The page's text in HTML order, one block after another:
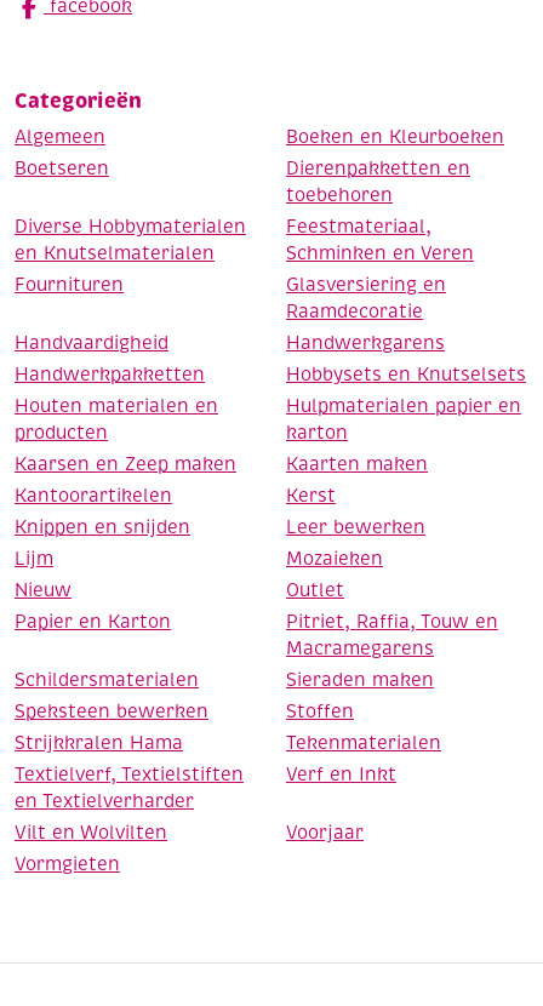
facebook
Categorieën
Algemeen
Boeken en Kleurboeken
Boetseren
Dierenpakketten en
toebehoren
Diverse Hobbymaterialen
en Knutselmaterialen
Feestmateriaal,
Schminken en Veren
Fournituren
Glasversiering en
Raamdecoratie
Handvaardigheid
Handwerkgarens
Handwerkpakketten
Hobbysets en Knutselsets
Houten materialen en
producten
Hulpmaterialen papier en
karton
Kaarsen en Zeep maken
Kaarten maken
Kantoorartikelen
Kerst
Knippen en snijden
Leer bewerken
Lijm
Mozaieken
Nieuw
Outlet
Papier en Karton
Pitriet, Raffia, Touw en
Macramegarens
Schildersmaterialen
Sieraden maken
Speksteen bewerken
Stoffen
Strijkkralen Hama
Tekenmaterialen
Textielverf, Textielstiften
en Textielverharder
Verf en Inkt
Vilt en Wolvilten
Voorjaar
Vormgieten